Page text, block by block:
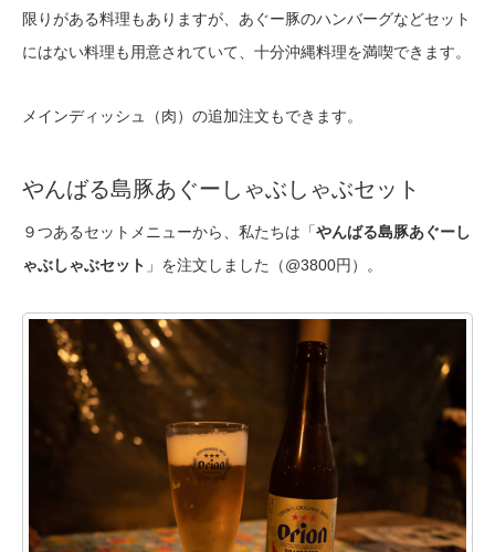
限りがある料理もありますが、あぐー豚のハンバーグなどセット
にはない料理も用意されていて、十分沖縄料理を満喫できます。
メインディッシュ（肉）の追加注文もできます。
やんばる島豚あぐーしゃぶしゃぶセット
９つあるセットメニューから、私たちは「やんばる島豚あぐーし
ゃぶしゃぶセット 」を注文しました（@3800円）。